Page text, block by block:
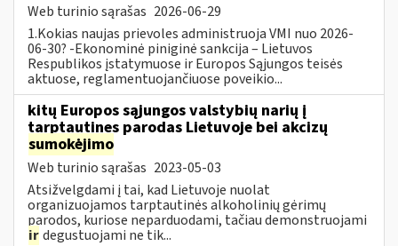
Web turinio sąrašas 2026-06-29
1.Kokias naujas prievoles administruoja VMI nuo 2026-
06-30? -Ekonominė piniginė sankcija – Lietuvos
Respublikos įstatymuose ir Europos Sąjungos teisės
aktuose, reglamentuojančiuose poveikio...
kitų Europos sąjungos valstybių narių į
tarptautines parodas Lietuvoje bei akcizų
sumokėjimo
Web turinio sąrašas 2023-05-03
Atsižvelgdami į tai, kad Lietuvoje nuolat
organizuojamos tarptautinės alkoholinių gėrimų
parodos, kuriose neparduodami, tačiau demonstruojami
irdegustuojami ne tik...